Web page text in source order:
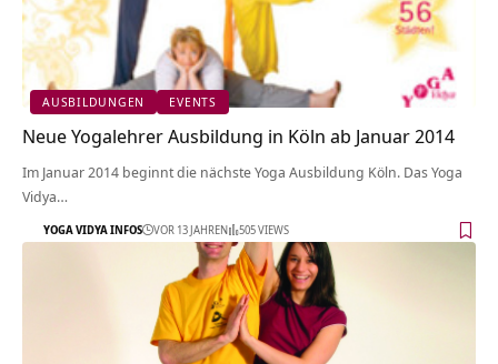
AUSBILDUNGEN EVENTS
Neue Yogalehrer Ausbildung in Köln ab Januar 2014
Im Januar 2014 beginnt die nächste Yoga Ausbildung Köln. Das Yoga
Vidya…
YOGA VIDYA INFOS VOR 13 JAHREN 505 VIEWS